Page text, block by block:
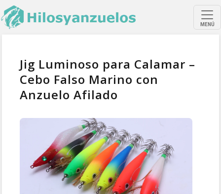
MENÚ
Jig Luminoso para Calamar –
Cebo Falso Marino con
Anzuelo Afilado